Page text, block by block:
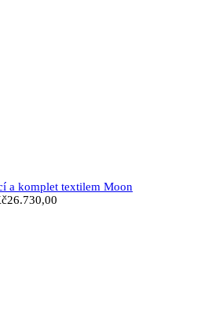
a komplet textilem Moon
26.730,00